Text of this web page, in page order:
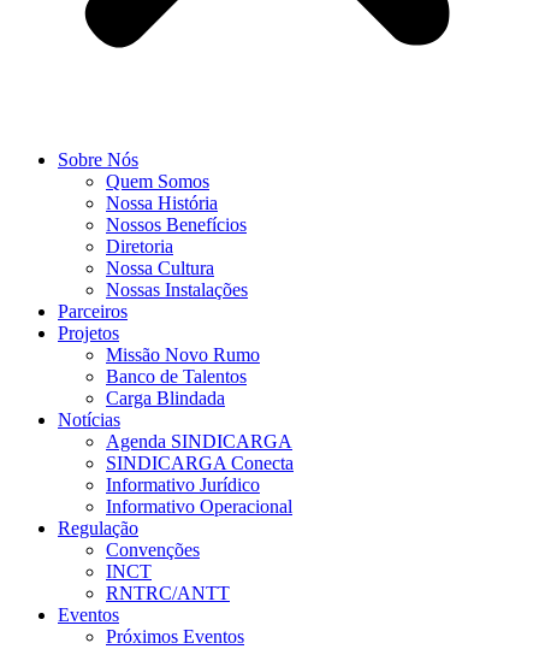
Sobre Nós
Quem Somos
Nossa História
Nossos Benefícios
Diretoria
Nossa Cultura
Nossas Instalações
Parceiros
Projetos
Missão Novo Rumo
Banco de Talentos
Carga Blindada
Notícias
Agenda SINDICARGA
SINDICARGA Conecta
Informativo Jurídico
Informativo Operacional
Regulação
Convenções
INCT
RNTRC/ANTT
Eventos
Próximos Eventos